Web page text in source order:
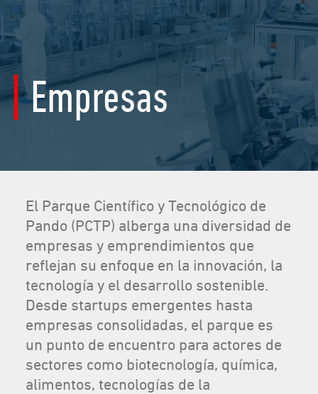
CONTACTO
ENGLISH PORTUGUÊS DO BRASIL
Empresas
El Parque Científico y Tecnológico de
Pando (PCTP) alberga una diversidad de
empresas y emprendimientos que
reflejan su enfoque en la innovación, la
tecnología y el desarrollo sostenible.
Desde startups emergentes hasta
empresas consolidadas, el parque es
un punto de encuentro para actores de
sectores como biotecnología, química,
alimentos, tecnologías de la